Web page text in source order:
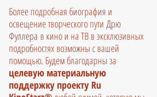
Более подробная биография и
освещение творческого пути Дрю
Фуллера в кино и на ТВ в эксклюзивных
подробностях возможны с вашей
помощью. Будем благодарны за
целевую материальную
поддержку проекту Ru